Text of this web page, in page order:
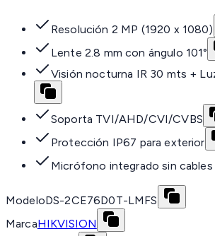
Resolución 2 MP (1920 x 1080)
Lente 2.8 mm con ángulo 101°
Visión nocturna IR 30 mts +
Soporta TVI/AHD/CVI/CVBS
Protección IP67 para exterior
Micrófono integrado sin cables
ModeloDS-2CE76D0T-LMFS
MarcaHIKVISION